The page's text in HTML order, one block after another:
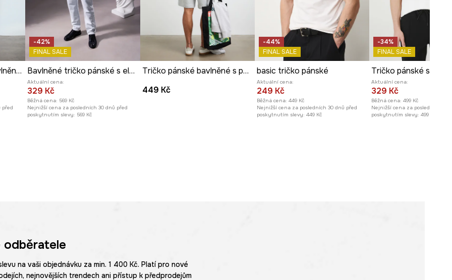
outfitů.
produktu
Basic tričko pánské bavlněné s elastanem
před
-42%
FINAL SALE
Bavlněné tričko pánské s elastanem z kolekce Science – Words of Wisdom
Aktuální cena:
329 Kč
Běžná cena: 569 Kč
Nejnižší cena za posledních 30 dnů před
poskytnutím slevy: 569 Kč
Tričko pánské bavlněné s potiskem
449 Kč
-44%
FINAL SALE
basic tričko pánské
Aktuální cena:
249 Kč
Běžná cena: 449 Kč
Nejnižší cena za posledních 30 dnů před
poskytnutím slevy: 449 Kč
-34%
FINAL SALE
Aktuální cena:
329 Kč
Běžná cena: 499 Kč
Nejnižší cena za posledních 30
poskytnutím slevy: 499 Kč
odběratele
na vaši objednávku za min. 1 400 Kč. Platí pro nové
nejnovějších trendech ani přístup k předprodejům